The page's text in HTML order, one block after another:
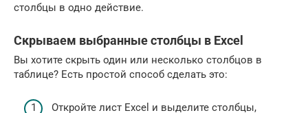
столбцы в одно действие.
Скрываем выбранные столбцы в Excel
Вы хотите скрыть один или несколько столбцов в
таблице? Есть простой способ сделать это:
Откройте лист Excel и выделите столбцы,